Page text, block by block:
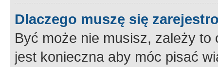
Dlaczego muszę się
Być może nie musisz, zależy
jest konieczna aby móc pisać